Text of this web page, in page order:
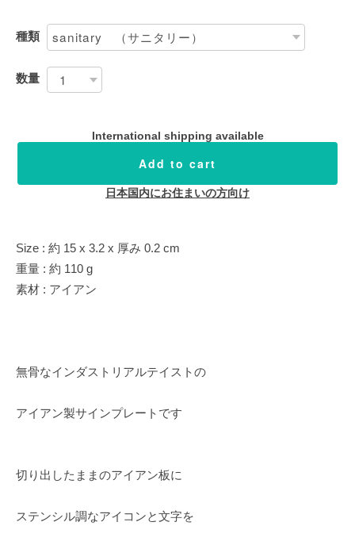
種類
数量
International shipping available
Add to cart
日本国内にお住まいの方向け
Size : 約 15 x 3.2 x 厚み 0.2 cm
重量 : 約 110 g
素材 : アイアン
無骨なインダストリアルテイストの
アイアン製サインプレートです
切り出したままのアイアン板に
ステンシル調なアイコンと文字を